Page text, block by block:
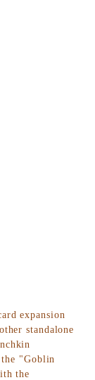
expansion
standalone
"Goblin
the